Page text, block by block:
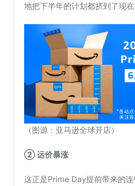
地把下半年的计划都挤到了现在
（图源：亚马逊全球开店）
② 运价暴涨
这正是Prime Day提前带来的连